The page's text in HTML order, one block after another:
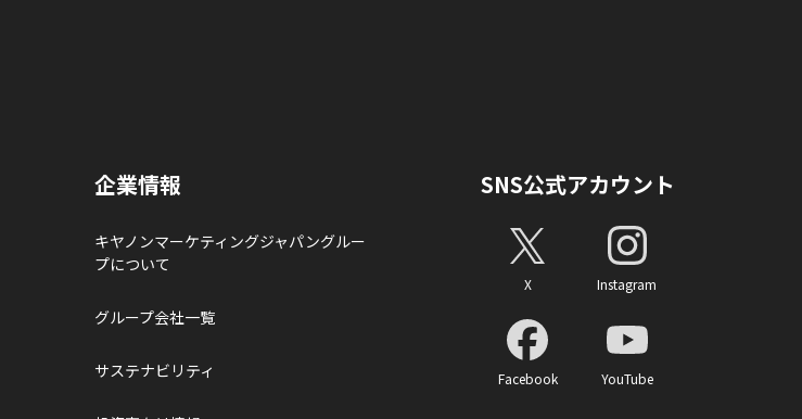
企業情報
キヤノンマーケティングジャパングルー
プについて
グループ会社一覧
サステナビリティ
SNS公式アカウント
X Instagram
Facebook YouTube